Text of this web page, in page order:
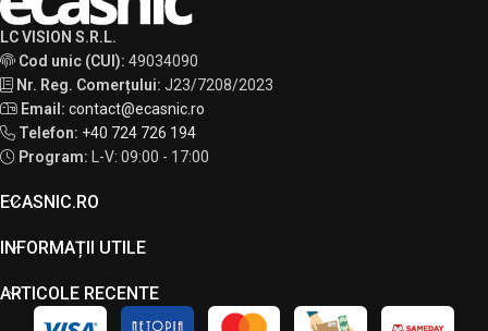
LC VISION S.R.L.
Cod unic (CUI): 49034090
Nr. Reg. Comerțului: J23/7208/2023
Email: contact@ecasnic.ro
Telefon: +40 724 726 194
Program:
L-V: 09:00 - 17:00
ECASNIC.RO
INFORMAȚII UTILE
ARTICOLE RECENTE